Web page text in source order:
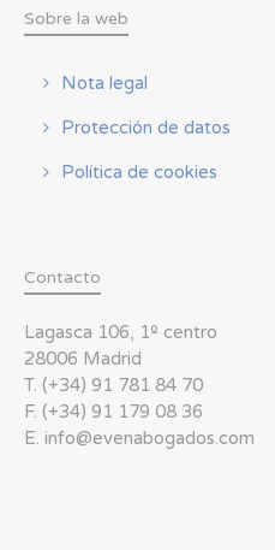
Sobre la web
Nota legal
Protección de datos
Política de cookies
Contacto
Lagasca 106, 1º centro
28006 Madrid
T. (+34) 91 781 84 70
F. (+34) 91 179 08 36
E. info@evenabogados.com